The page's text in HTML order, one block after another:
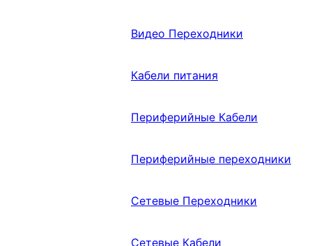
Видео Переходники
Кабели питания
Периферийные Кабели
Периферийные переходники
Сетевые Переходники
Сетевые Кабели